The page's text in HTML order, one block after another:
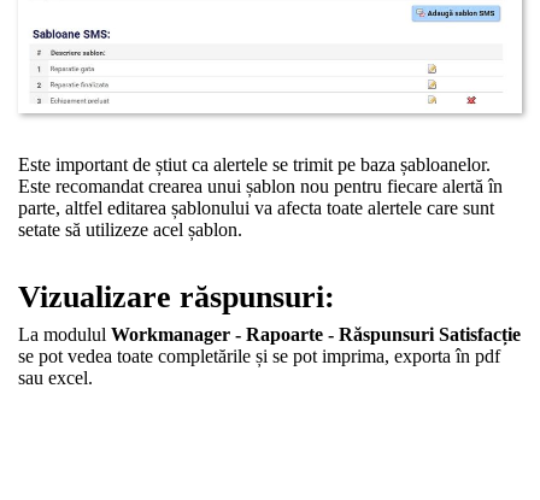
Este important de știut ca alertele se trimit pe baza șabloanelor.
Este recomandat crearea unui șablon nou pentru fiecare alertă în
parte, altfel editarea șablonului va afecta toate alertele care sunt
setate să utilizeze acel șablon.
Vizualizare răspunsuri:
La modulul Workmanager - Rapoarte - Răspunsuri Satisfacție
se pot vedea toate completările și se pot imprima, exporta în pdf
sau excel.